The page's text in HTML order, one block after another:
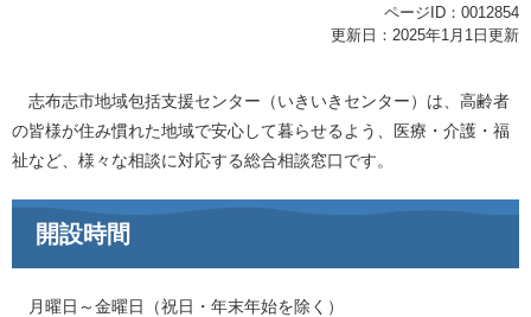
ページID：0012854
更新日：2025年1月1日更新
志布志市地域包括支援センター（いきいきセンター）は、高齢者
の皆様が住み慣れた地域で安心して暮らせるよう、医療・介護・福
祉など、様々な相談に対応する総合相談窓口です。
開設時間
月曜日～金曜日（祝日・年末年始を除く）